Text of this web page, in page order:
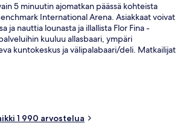
5 minuutin ajomatkan päässä kohteista
International Arena. Asiakkaat voivat
ja nauttia lounasta ja illallista Flor Fina -
kuuluu allasbaari, ympäri
kuntokeskus ja välipalabaari/deli. Matkailijat
1 990 arvostelua